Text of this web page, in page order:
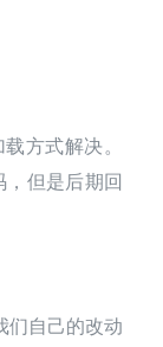
方式解决。
但是后期回
们自己的改动